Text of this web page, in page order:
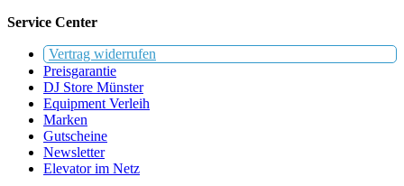
Service Center
Vertrag widerrufen
Preisgarantie
DJ Store Münster
Equipment Verleih
Marken
Gutscheine
Newsletter
Elevator im Netz